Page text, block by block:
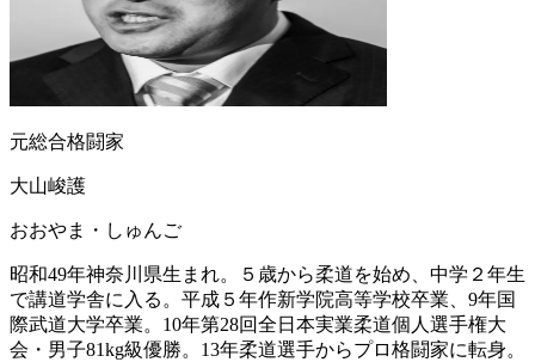
元総合格闘家
大山峻護
おおやま・しゅんご
昭和49年神奈川県生まれ。５歳から柔道を始め、中学２年生
で講道学舎に入る。平成５年作新学院高等学校卒業、9年国
際武道大学卒業。10年第28回全日本実業柔道個人選手権大
会・男子81kg級優勝。13年柔道選手からプロ格闘家に転身。